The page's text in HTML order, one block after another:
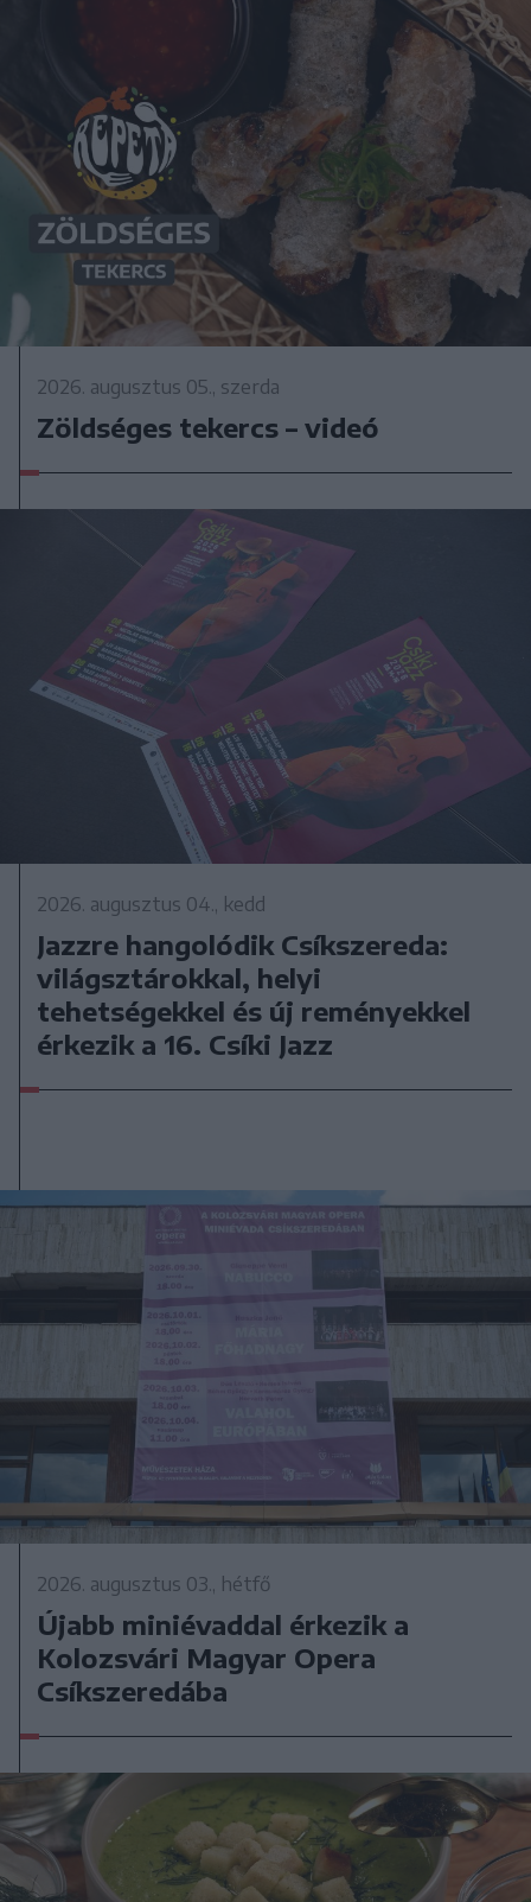
2026. augusztus 05., szerda
Zöldséges tekercs – videó
2026. augusztus 04., kedd
Jazzre hangolódik Csíkszereda:
világsztárokkal, helyi
tehetségekkel és új reményekkel
érkezik a 16. Csíki Jazz
2026. augusztus 03., hétfő
Újabb miniévaddal érkezik a
Kolozsvári Magyar Opera
Csíkszeredába